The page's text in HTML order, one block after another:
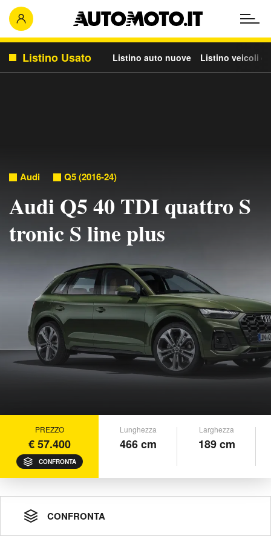
Listino Usato Listino auto nuove Listino veicoli
Audi Q5 (2016-24)
Audi Q5 40 TDI quattro S
tronic S line plus
PREZZO
€ 57.400
CONFRONTA
Lunghezza
466 cm
Larghezza
189 cm
CONFRONTA